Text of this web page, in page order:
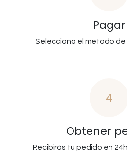
Pagar
Selecciona el metodo de
4
Obtener
Recibirás tu pedido en